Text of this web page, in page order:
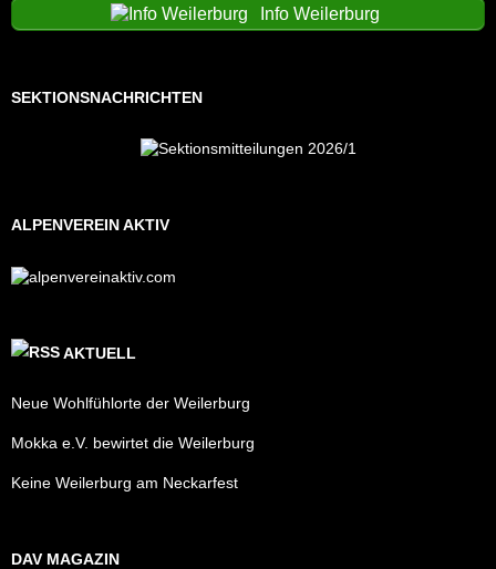
Info Weilerburg
SEKTIONSNACHRICHTEN
ALPENVEREIN AKTIV
AKTUELL
Neue Wohlfühlorte der Weilerburg
Mokka e.V. bewirtet die Weilerburg
Keine Weilerburg am Neckarfest
DAV MAGAZIN